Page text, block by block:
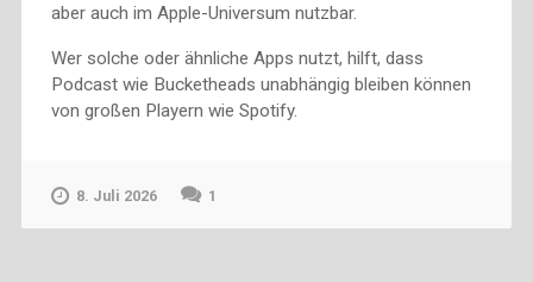
aber auch im Apple-Universum nutzbar.
Wer solche oder ähnliche Apps nutzt, hilft, dass
Podcast wie Bucketheads unabhängig bleiben können
von großen Playern wie Spotify.
8. Juli 2026 1